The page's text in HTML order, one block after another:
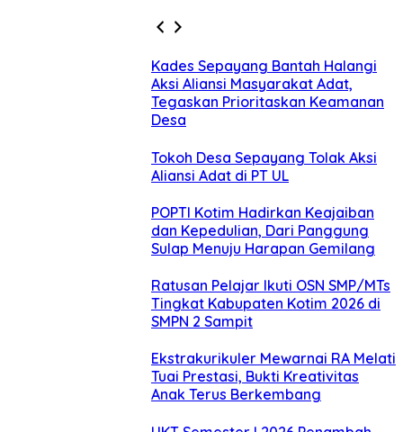
Kades Sepayang Bantah Halangi
Aksi Aliansi Masyarakat Adat,
Tegaskan Prioritaskan Keamanan
Desa
Tokoh Desa Sepayang Tolak Aksi
Aliansi Adat di PT UL
POPTI Kotim Hadirkan Keajaiban
dan Kepedulian, Dari Panggung
Sulap Menuju Harapan Gemilang
Ratusan Pelajar Ikuti OSN SMP/MTs
Tingkat Kabupaten Kotim 2026 di
SMPN 2 Sampit
Ekstrakurikuler Mewarnai RA Melati
Tuai Prestasi, Bukti Kreativitas
Anak Terus Berkembang